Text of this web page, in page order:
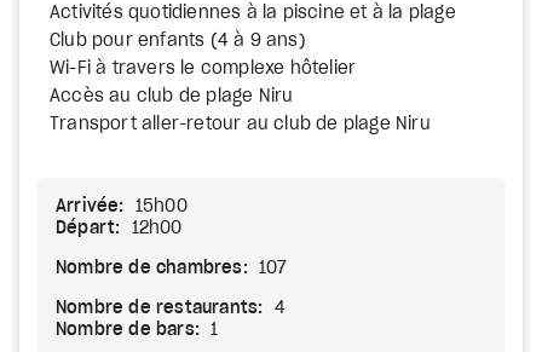
Activités quotidiennes à la piscine et à la plage
Club pour enfants (4 à 9 ans)
Wi-Fi à travers le complexe hôtelier
Accès au club de plage Niru
Transport aller-retour au club de plage Niru
Arrivée:
15h00
Départ:
12h00
Nombre de chambres: 107
Nombre de restaurants:
4
Nombre de bars:
1